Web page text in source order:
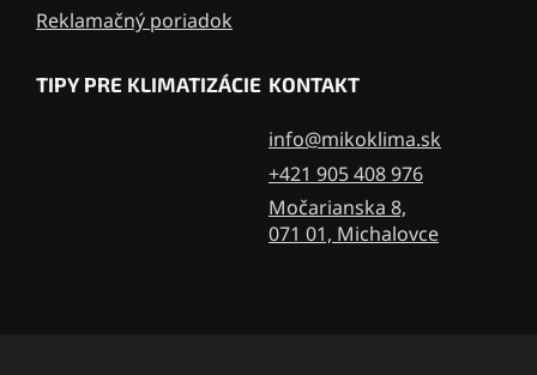
Reklamačný poriadok
TIPY PRE KLIMATIZÁCIE KONTAKT
info@mikoklima.sk
+421 905 408 976
Močarianska 8,
071 01, Michalovce